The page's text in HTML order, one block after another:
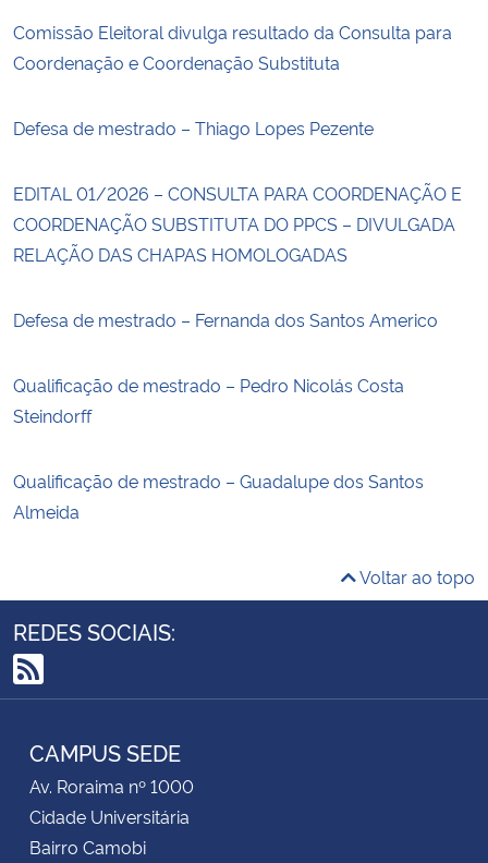
Comissão Eleitoral divulga resultado da Consulta para
Coordenação e Coordenação Substituta
Defesa de mestrado – Thiago Lopes Pezente
EDITAL 01/2026 – CONSULTA PARA COORDENAÇÃO E
COORDENAÇÃO SUBSTITUTA DO PPCS – DIVULGADA
RELAÇÃO DAS CHAPAS HOMOLOGADAS
Defesa de mestrado – Fernanda dos Santos Americo
Qualificação de mestrado – Pedro Nicolás Costa
Steindorff
Qualificação de mestrado – Guadalupe dos Santos
Almeida
Voltar ao topo
REDES SOCIAIS:
RSS
CAMPUS SEDE
Av. Roraima nº 1000
Cidade Universitária
Bairro Camobi